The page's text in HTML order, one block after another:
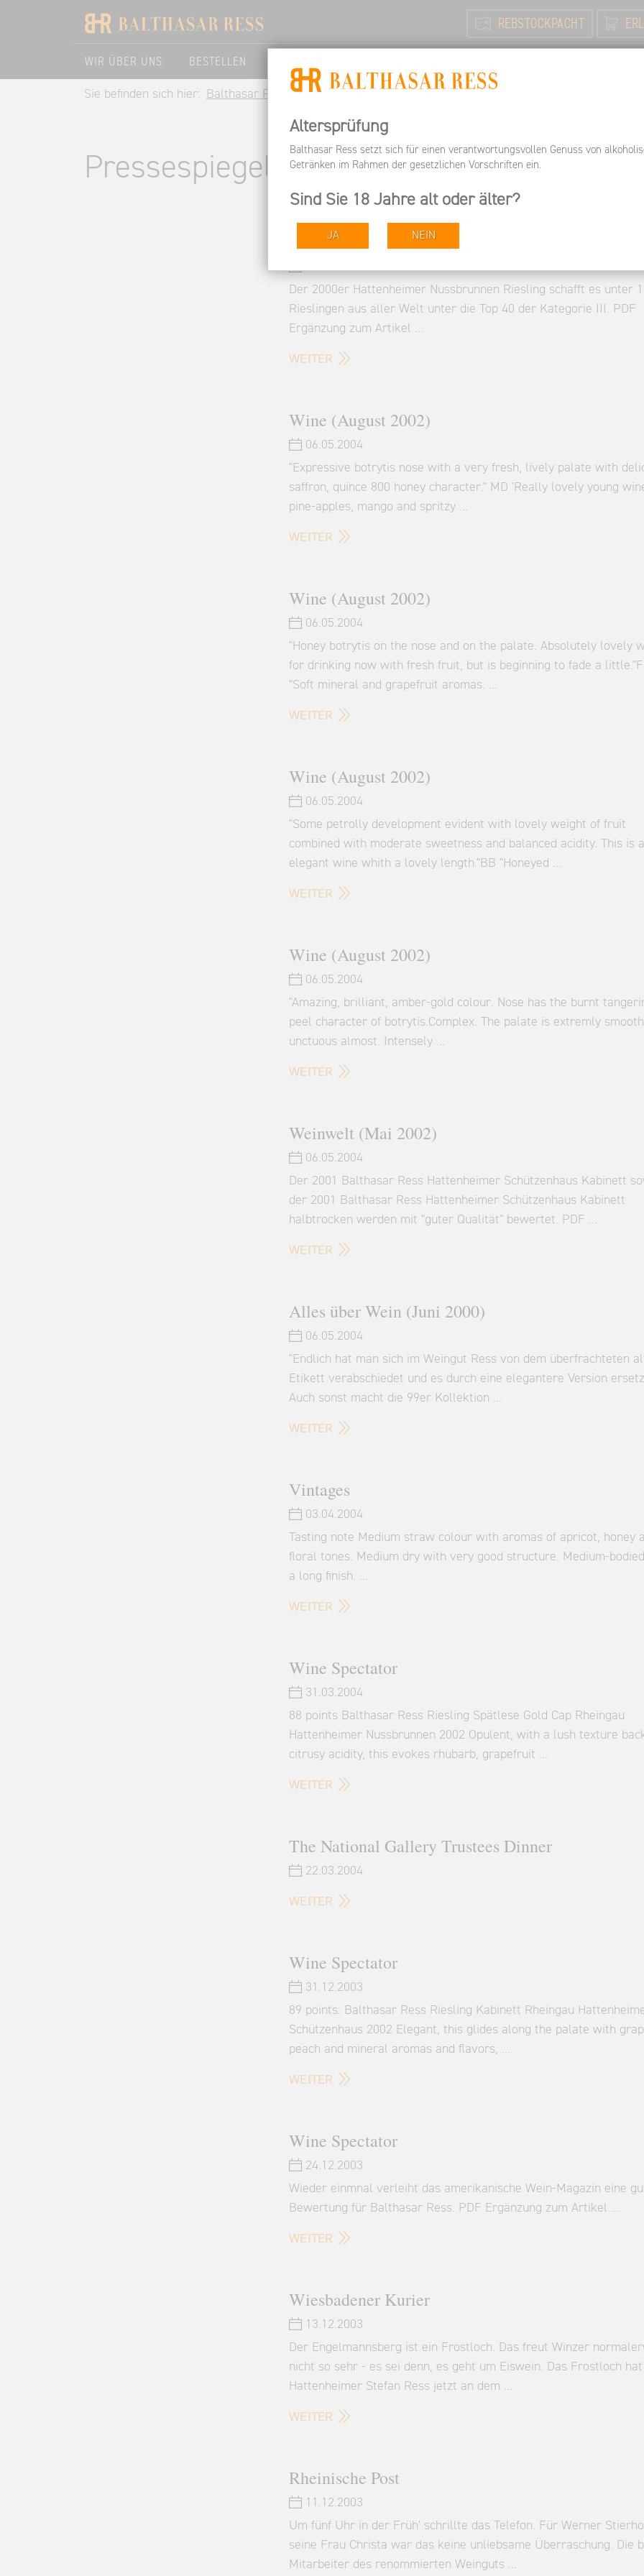
REBSTOCKPACHT
WIR ÜBER UNS BESTELLEN
Sie befinden sich hier: Balthasar Ress DE Pressespiegel & Medienberichte | Balthasar
Pressespiegel
Best of Riesling 2002
Der 2000er Hattenheimer Nussbrunnen Riesling schafft es unter
Rieslingen aus aller Welt unter die Top 40 der Kategorie III. PDF
Ergänzung zum Artikel …
WEITER
Wine (August 2002)
06.05.2004
"Expressive botrytis nose with a very fresh, lively palate with
saffron, quince 800 honey character." MD 'Really lovely young
pine-apples, mango and spritzy …
WEITER
Wine (August 2002)
06.05.2004
"Honey botrytis on the nose and on the palate. Absolutely lovely
for drinking now with fresh fruit, but is beginning to fade a
"Soft mineral and grapefruit aromas. …
WEITER
Wine (August 2002)
06.05.2004
"Some petrolly development evident with lovely weight of fruit
combined with moderate sweetness and balanced acidity. This is
elegant wine whith a lovely length."BB "Honeyed …
WEITER
Wine (August 2002)
06.05.2004
"Amazing, brilliant, amber-gold colour. Nose has the burnt
peel character of botrytis.Complex. The palate is extremly
unctuous almost. Intensely …
WEITER
Weinwelt (Mai 2002)
06.05.2004
Der 2001 Balthasar Ress Hattenheimer Schützenhaus Kabinett
der 2001 Balthasar Ress Hattenheimer Schützenhaus Kabinett
halbtrocken werden mit "guter Qualität" bewertet. PDF …
WEITER
Alles über Wein (Juni 2000)
06.05.2004
"Endlich hat man sich im Weingut Ress von dem überfrachteten
Etikett verabschiedet und es durch eine elegantere Version
Auch sonst macht die 99er Kollektion …
WEITER
Vintages
03.04.2004
Tasting note Medium straw colour with aromas of apricot, honey
floral tones. Medium dry with very good structure. Medium-
a long finish. …
WEITER
Wine Spectator
31.03.2004
88 points Balthasar Ress Riesling Spätlese Gold Cap Rheingau
Hattenheimer Nussbrunnen 2002 Opulent, with a lush texture
citrusy acidity, this evokes rhubarb, grapefruit …
WEITER
The National Gallery Trustees Dinner
22.03.2004
WEITER
Wine Spectator
31.12.2003
89 points: Balthasar Ress Riesling Kabinett Rheingau
Schützenhaus 2002 Elegant, this glides along the palate with
peach and mineral aromas and flavors, …
WEITER
Wine Spectator
24.12.2003
Wieder einmnal verleiht das amerikanische Wein-Magazin eine
Bewertung für Balthasar Ress. PDF Ergänzung zum Artikel …
WEITER
Wiesbadener Kurier
13.12.2003
Der Engelmannsberg ist ein Frostloch. Das freut Winzer
nicht so sehr - es sei denn, es geht um Eiswein. Das Frostloch
Hattenheimer Stefan Ress jetzt an dem …
WEITER
Rheinische Post
11.12.2003
Um fünf Uhr in der Früh' schrillte das Telefon. Für Werner
seine Frau Christa war das keine unliebsame Überraschung. Die
Mitarbeiter des renommierten Weinguts …
Altersprüfung
Balthasar Ress setzt sich für einen verantwortungsvollen Genuss von
Getränken im Rahmen der gesetzlichen Vorschriften ein.
Sind Sie 18 Jahre alt oder älter?
JA NEIN